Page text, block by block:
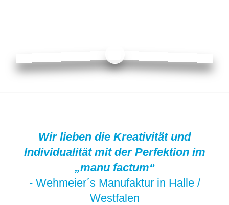
Wir lieben die Kreativität und
Individualität mit der Perfektion im
„manu factum“
- Wehmeier´s Manufaktur in Halle /
Westfalen